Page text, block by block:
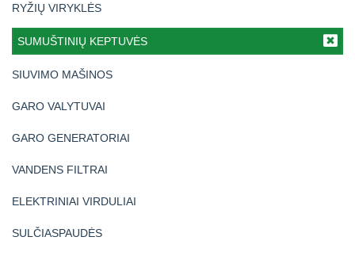
RYŽIŲ VIRYKLĖS
SUMUŠTINIŲ KEPTUVĖS
SIUVIMO MAŠINOS
GARO VALYTUVAI
GARO GENERATORIAI
VANDENS FILTRAI
ELEKTRINIAI VIRDULIAI
SULČIASPAUDĖS